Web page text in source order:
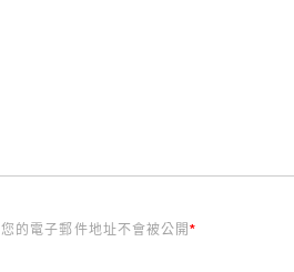
您的電子郵件地址不會被公開*